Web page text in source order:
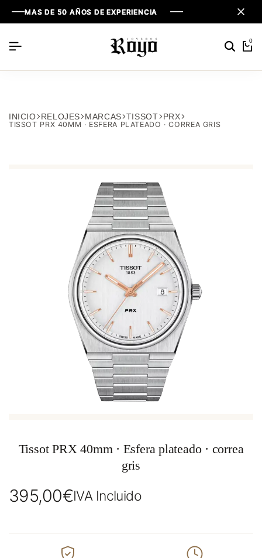
MAS DE 50 AÑOS DE EXPERIENCIA
MAS DE 50 AÑOS DE EXPERIENCIA
MAS DE 50 AÑOS DE EXPERIENCIA
0
INICIO RELOJES MARCAS TISSOT PRX
TISSOT PRX 40MM · ESFERA PLATEADO · CORREA GRIS
Tissot PRX 40mm · Esfera plateado · correa
gris
395,00€IVA Incluido